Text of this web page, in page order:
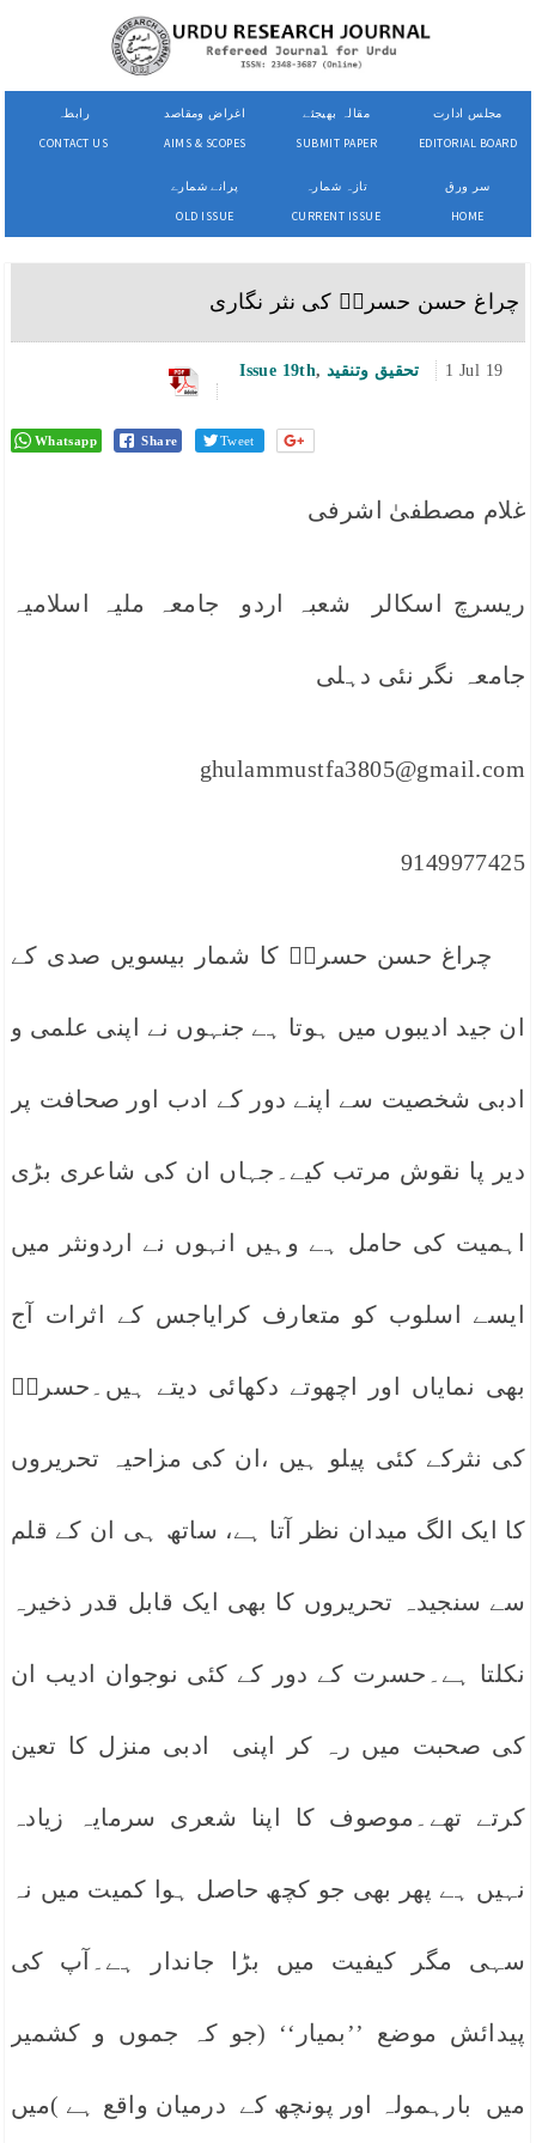
رابطہ
CONTACT US
اغراض ومقاصد
AIMS & SCOPES
مقالہ بھیجئے
SUBMIT PAPER
مجلس ادارت
EDITORIAL BOARD
پرانے شمارے
OLD ISSUE
تازہ شمارہ
CURRENT ISSUE
سر ورق
HOME
چراغ حسن حسرتؔ کی نثر نگاری
Issue 19th,تحقیق وتنقید 1 Jul 19
Whatsapp Share Tweet
غلام مصطفیٰ اشرفی
ریسرچ اسکالر شعبہ اردو جامعہ ملیہ اسلامیہ
جامعہ نگر نئی دہلی
ghulammustfa3805@gmail.com
9149977425
چراغ حسن حسرتؔ کا شمار بیسویں صدی کے
ان جید ادیبوں میں ہوتا ہے جنہوں نے اپنی علمی و
ادبی شخصیت سے اپنے دور کے ادب اور صحافت پر
دیر پا نقوش مرتب کیے۔جہاں ان کی شاعری بڑی
اہمیت کی حامل ہے وہیں انہوں نے اردونثر میں
ایسے اسلوب کو متعارف کرایاجس کے اثرات آج
بھی نمایاں اور اچھوتے دکھائی دیتے ہیں۔حسرتؔ
کی نثرکے کئی پیلو ہیں ،ان کی مزاحیہ تحریروں
کا ایک الگ میدان نظر آتا ہے، ساتھ ہی ان کے قلم
سے سنجیدہ تحریروں کا بھی ایک قابل قدر ذخیرہ
نکلتا ہے۔حسرت کے دور کے کئی نوجوان ادیب ان
کی صحبت میں رہ کر اپنی ادبی منزل کا تعین
کرتے تھے۔موصوف کا اپنا شعری سرمایہ زیادہ
نہیں ہے پھر بھی جو کچھ حاصل ہوا کمیت میں نہ
سہی مگر کیفیت میں بڑا جاندار ہے۔آپ کی
پیدائش موضع ’’بمیار‘‘ (جو کہ جموں و کشمیر
میں بارہمولہ اور پونچھ کے درمیان واقع ہے )میں